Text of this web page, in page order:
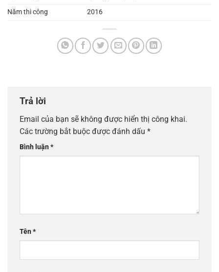
Năm thi công
2016
Trả lời
Email của bạn sẽ không được hiển thị công khai.
Các trường bắt buộc được đánh dấu *
Bình luận*
Tên*